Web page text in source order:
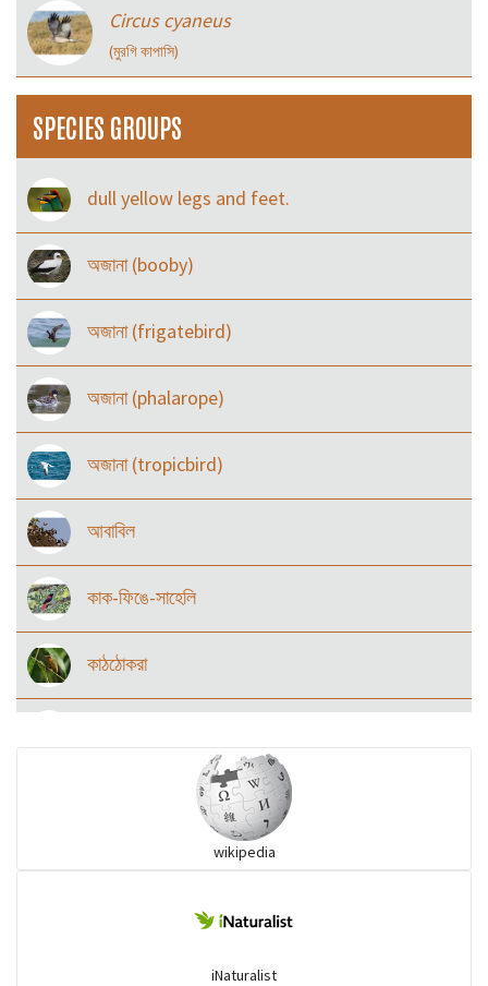
Circus cyaneus
(মুরগি কাপাসি)
SPECIES GROUPS
dull yellow legs and feet.
অজানা (booby)
অজানা (frigatebird)
অজানা (phalarope)
অজানা (tropicbird)
আবাবিল
কাক-ফিঙে-সাহেলি
কাঠঠোকরা
কাস্তেচরা - চামচঠুটি
wikipedia
iNaturalist